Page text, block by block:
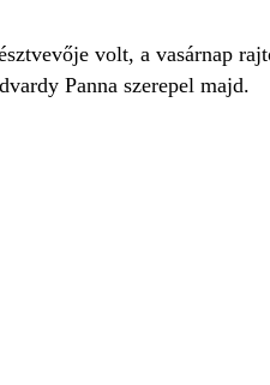
volt, a vasárnap
Panna szerepel majd.